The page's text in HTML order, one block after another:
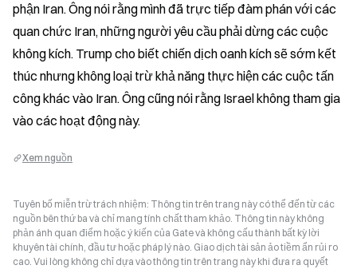
phận Iran. Ông nói rằng mình đã trực tiếp đàm phán với các
quan chức Iran, những người yêu cầu phải dừng các cuộc
không kích. Trump cho biết chiến dịch oanh kích sẽ sớm kết
thúc nhưng không loại trừ khả năng thực hiện các cuộc tấn
công khác vào Iran. Ông cũng nói rằng Israel không tham gia
vào các hoạt động này.
Xem nguồn
Tuyên bố miễn trừ trách nhiệm: Thông tin trên trang này có thể đến từ các
nguồn bên thứ ba và chỉ mang tính chất tham khảo. Thông tin này không
phản ánh quan điểm hoặc ý kiến của Gate và không cấu thành bất kỳ lời
khuyên tài chính, đầu tư hoặc pháp lý nào. Giao dịch tài sản ảo tiềm ẩn rủi ro
cao. Vui lòng không chỉ dựa vào thông tin trên trang này khi đưa ra quyết